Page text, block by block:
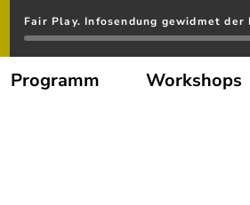
Fair Play. Infosendung gewidmet
Programm Workshops